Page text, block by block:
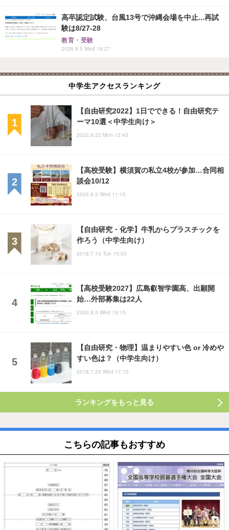
高卒認定試験、台風13号で沖縄会場を中止...再試
験は8/27-28
教育・受験
2026.8.5 Wed 16:27
中学生アクセスランキング
【自由研究2022】1日でできる！自由研究テ
ーマ10選＜中学生向け＞
2022.8.22 Mon 12:45
【高校受験】横須賀の私立4校が参加…合同相
談会10/12
2026.8.5 Wed 11:15
【自由研究・化学】牛乳からプラスチックを
作ろう（中学生向け）
2018.7.10 Tue 15:00
【高校受験2027】広島叡智学園高、出願開
始…外部募集は22人
2026.8.5 Wed 16:15
【自由研究・物理】温まりやすい色 or 冷めや
すい色は？（中学生向け）
2018.7.25 Wed 17:15
ランキングをもっと見る
こちらの記事もおすすめ